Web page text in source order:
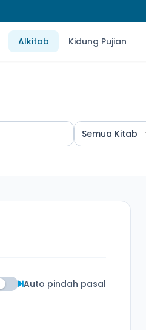
Alkitab Kidung Pujian
Semua Kitab
Auto pindah pasal